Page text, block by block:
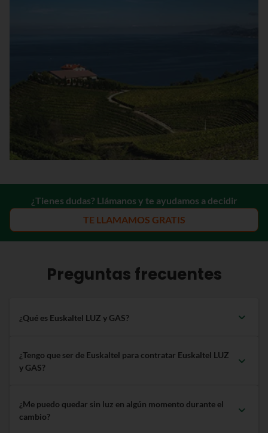
¿Tienes dudas? Llámanos y te ayudamos a decidir
TE LLAMAMOS GRATIS
Preguntas frecuentes
¿Qué es Euskaltel LUZ y GAS?
100% verde y gas para hogares en el territorio. Todas nuestras
tarifas son sin permanencia. Además, llevamos a cabo
clientes.
¿Tengo que ser de Euskaltel para contratar Euskaltel LUZ
y GAS?
Euskaltel LUZ y GAS, pero siendo cliente Euskaltel tendrás
acceso a numerosas ventajas y descuentos.
¿Me puedo quedar sin luz en algún momento durante el
cambio?